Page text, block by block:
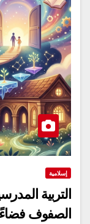
إسلامية
التربية
الصفوف فضاءً